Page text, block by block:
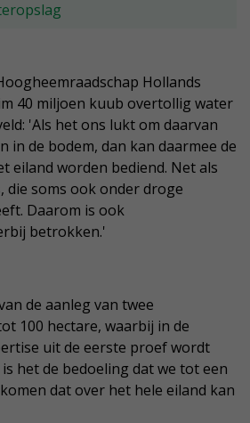
Hollands
40 miljoen kuub overtollig water
'Als het ons lukt om daarvan
in de bodem, dan kan daarmee de
eiland worden bediend. Net als
die soms ook onder droge
Daarom is ook
betrokken.'
de aanleg van twee
100 hectare, waarbij in de
uit de eerste proef wordt
het de bedoeling dat we tot een
dat over het hele eiland kan